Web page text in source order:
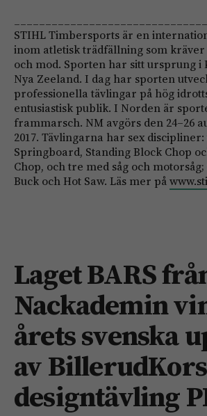
STIHL Timbersports är en
inom atletisk trädfällning som
och mod. Sporten har sitt ursprung i
Nya Zeeland. I dag har sporten
professionella tävlingar på hög
entusiastisk publik. I Norden är
frammarsch. NM avgörs den 24–26
2017. Tävlingarna har sex
Springboard, Standing Block Chop
Chop, och tre med såg och motorsåg;
Buck och Hot Saw. Läs mer på
Laget BARS
Nackademin
årets svenska
av
designtävling